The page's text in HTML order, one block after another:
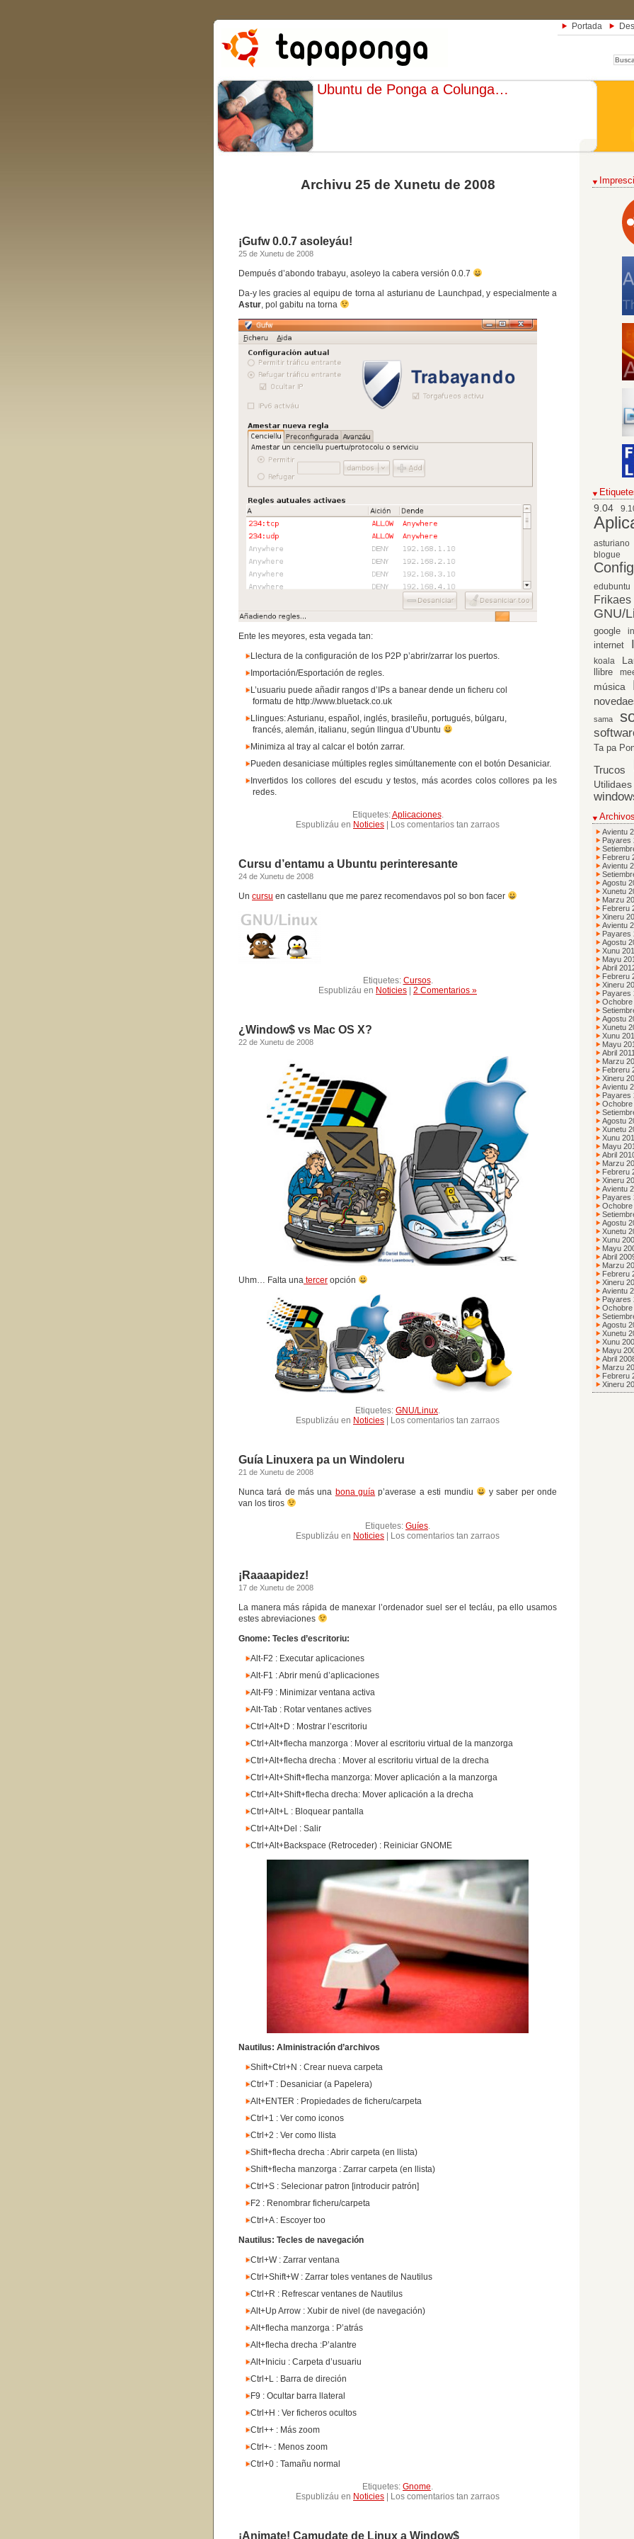
Portada
Ubuntu de Ponga a Colunga…
Archivu 25 de Xunetu de 2008
¡Gufw 0.0.7 asoleyáu!
25 de Xunetu de 2008
Dempués d’abondo trabayu, asoleyo la cabera versión 0.0.7
Da-y les gracies al equipu de torna al asturianu de Launchpad, y especialmente a
Astur, pol gabitu na torna
Ente les meyores, esta vegada tan:
Llectura de la configuración de los P2P p’abrir/zarrar los puertos.
Importación/Esportación de regles.
L’usuariu puede añadir rangos d’IPs a banear dende un ficheru col
formatu de http://www.bluetack.co.uk
Llingues: Asturianu, español, inglés, brasileñu, portugués, búlgaru,
francés, alemán, italianu, según llingua d’Ubuntu
Minimiza al tray al calcar el botón zarrar.
Pueden desaniciase múltiples regles simúltanemente con el botón Desaniciar.
Invertidos los collores del escudu y testos, más acordes colos collores pa les
redes.
Etiquetes:Aplicaciones.
Espublizáu en Noticies Los comentarios tan zarraosen
Cursu d’entamu a Ubuntu perinteresante
24 de Xunetu de 2008
Un cursu en castellanu que me parez recomendavos pol so bon facer
Etiquetes: Cursos.
Espublizáu en Noticies 2 Comentarios »
¿Window$ vs Mac OS X?
22 de Xunetu de 2008
Uhm… Falta una tercer opción
Etiquetes: GNU/Linux
Espublizáu en Noticies | Los comentarios tan zarraosen
Guía Linuxera pa un Windoleru
21 de Xunetu de 2008
Nunca tará de más una bona guía p’averase a esti mundiu
y saber per onde
van los tiros
Etiquetes: Guíes
Espublizáu en Noticies | Los comentarios tan zarraosen
¡Raaaapidez!
17 de Xunetu de 2008
La manera más rápida de manexar l’ordenador suel ser el tecláu, pa ello usamos
estes abreviaciones
Gnome: Tecles d’escritoriu:
Alt-F2 : Executar aplicaciones
Alt-F1 : Abrir menú d’aplicaciones
Alt-F9 : Minimizar ventana activa
Alt-Tab : Rotar ventanes actives
Ctrl+Alt+D : Mostrar l’escritoriu
Ctrl+Alt+flecha manzorga : Mover al escritoriu virtual de la manzorga
Ctrl+Alt+flecha drecha : Mover al escritoriu virtual de la drecha
Ctrl+Alt+Shift+flecha manzorga: Mover aplicación a la manzorga
Ctrl+Alt+Shift+flecha drecha: Mover aplicación a la drecha
Ctrl+Alt+L : Bloquear pantalla
Ctrl+Alt+Del : Salir
Ctrl+Alt+Backspace (Retroceder) : Reiniciar GNOME
Nautilus: Alministración d’archivos
Shift+Ctrl+N : Crear nueva carpeta
Ctrl+T : Desaniciar (a Papelera)
Alt+ENTER : Propiedades de ficheru/carpeta
Ctrl+1 : Ver como iconos
Ctrl+2 : Ver como llista
Shift+flecha drecha : Abrir carpeta (en llista)
Shift+flecha manzorga : Zarrar carpeta (en llista)
Ctrl+S : Selecionar patron [introducir patrón]
F2 : Renombrar ficheru/carpeta
Ctrl+A : Escoyer too
Nautilus: Tecles de navegación
Ctrl+W : Zarrar ventana
Ctrl+Shift+W : Zarrar toles ventanes de Nautilus
Ctrl+R : Refrescar ventanes de Nautilus
Alt+Up Arrow : Xubir de nivel (de navegación)
Alt+flecha manzorga : P’atrás
Alt+flecha drecha :P’alantre
Alt+Iniciu : Carpeta d’usuariu
Ctrl+L : Barra de direción
F9 : Ocultar barra llateral
Ctrl+H : Ver ficheros ocultos
Ctrl++ : Más zoom
Ctrl+- : Menos zoom
Ctrl+0 : Tamañu normal
Etiquetes: Gnome.
Espublizáu en Noticies Los comentarios tan zarraosen
¡Animate! Camudate de Linux a Window$
9.04
asturiano
blogue
edubuntu
Frikaes
GNU/
google
internet
koala
llibre
música
sama
Ta pa
Trucos
Utilidaes
Archivos
Avientu
Payares
Febreru
Avientu
Agostu
Xunetu
Marzu
Febreru
Xineru
Avientu
Payares
Agostu
Xunu
Mayu
Abril
Febreru
Xineru
Payares
Ochobre
Agostu
Xunetu
Xunu
Mayu
Abril 2011
Marzu
Febreru
Xineru
Avientu
Payares
Ochobre
Agostu
Xunetu
Xunu
Mayu
Abril
Marzu
Febreru
Xineru
Avientu
Payares
Ochobre
Agostu
Xunetu
Xunu
Mayu
Abril
Marzu
Febreru
Xineru
Avientu
Payares
Ochobre
Agostu
Xunetu
Xunu
Mayu
Abril
Marzu
Febreru
Xineru